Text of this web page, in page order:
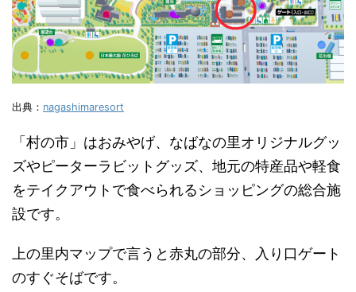
出典： nagashimaresort
「村の市」はおみやげ、なばなの里オリジナルグッ
ズやピーターラビットグッズ、地元の特産品や軽食
をテイクアウトで食べられるショッピングの総合施
設です。
上の里内マップで言うと赤丸の部分、入り口ゲート
のすぐそばです。